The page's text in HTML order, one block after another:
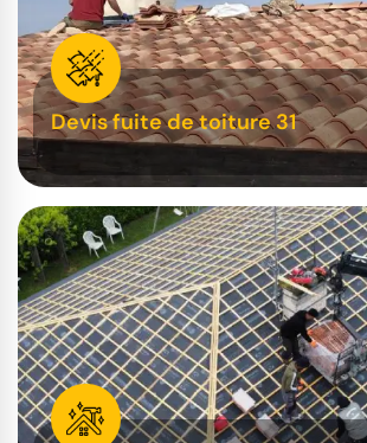
Devis fuite de toiture 31